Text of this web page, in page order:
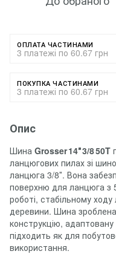
ОПЛАТА ЧАСТИНАМИ
3 платежі по 60.67 грн
ПОКУПКА ЧАСТИНАМИ
3 платежі по 60.67 грн
Опис
Шина Grosser 14″ 3/8 50T
ланцюгових пилах зі
ланцюга 3/8″. Вона
поверхню для ланцюга з
роботі, стабільному
деревини. Шина
конструкцію, адаптовану
підходить як для
використання.